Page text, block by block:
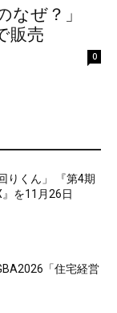
なぜ？」
販売
0
りくん」 『第4期
』を11月26日
「住宅経営